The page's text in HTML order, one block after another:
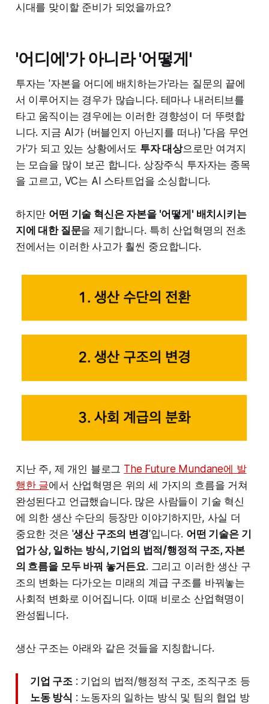
시대를 맞이할 준비가 되었을까요?
'어디에'가 아니라 '어떻게'
투자는 '자본을 어디에 배치하는가'라는 질문의 끝에
서 이루어지는 경우가 많습니다. 테마나 내러티브를
타고 움직이는 경우에는 이러한 경향성이 더 뚜렷합
니다. 지금 AI가 (버블인지 아닌지를 떠나) '다음 무언
가'가 되고 있는 상황에서도 투자 대상으로만 여겨지
는 모습을 많이 보곤 합니다. 상장주식 투자자는 종목
을 고르고, VC는 AI 스타트업을 소싱합니다.
하지만 어떤 기술 혁신은 자본을 '어떻게' 배치시키는
지에 대한 질문을 제기합니다. 특히 산업혁명의 전초
전에서는 이러한 사고가 훨씬 중요합니다.
지난 주, 제 개인 블로그 The Future Mundane에 발
행한 글에서 산업혁명은 위의 세 가지의 흐름을 거쳐
완성된다고 언급했습니다. 많은 사람들이 기술 혁신
에 의한 생산 수단의 등장만 이야기하지만, 사실 더
중요한 것은 '생산 구조의 변경'입니다. 어떤 기술은 기
업가 상, 일하는 방식, 기업의 법적/행정적 구조, 자본
의 흐름을 모두 바꿔 놓거든요. 그리고 이러한 생산 구
조의 변화는 다가오는 미래의 계급 구조를 바꿔놓는
사회적 변화로 이어집니다. 이때 비로소 산업혁명이
완성됩니다.
생산 구조는 아래와 같은 것들을 지칭합니다.
기업 구조 : 기업의 법적/행정적 구조, 조직구조 등
노동 방식 : 노동자의 일하는 방식 및 팀의 협업 방